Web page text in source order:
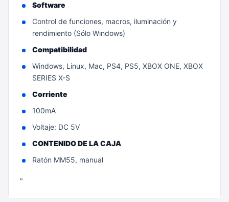
Software
Control de funciones, macros, iluminación y
rendimiento (Sólo Windows)
Compatibilidad
Windows, Linux, Mac, PS4, PS5, XBOX ONE, XBOX
SERIES X-S
Corriente
100mA
Voltaje: DC 5V
CONTENIDO DE LA CAJA
Ratón MM55, manual
"